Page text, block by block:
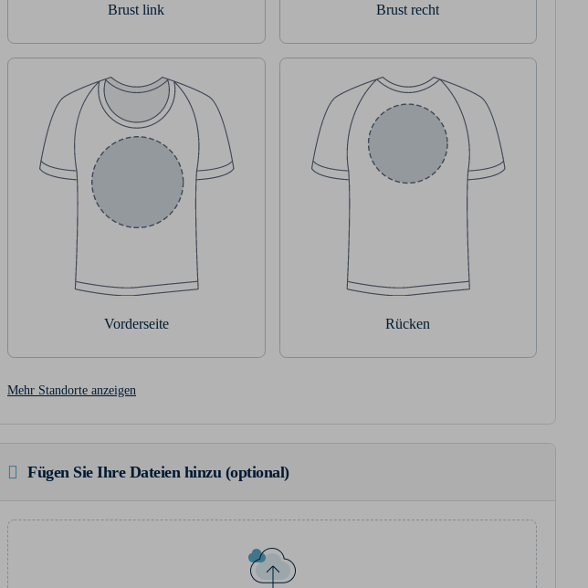
Brust link Brust recht
Vorderseite Rücken
Mehr Standorte anzeigen
Fügen Sie Ihre Dateien hinzu (optional)